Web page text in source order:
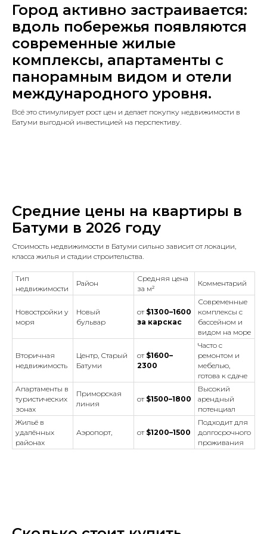
Город активно застраивается:
вдоль побережья появляются
современные жилые
комплексы, апартаменты с
панорамным видом и отели
международного уровня.
Всё это стимулирует рост цен и делает покупку недвижимости в
Батуми выгодной инвестицией на перспективу.
Средние цены на квартиры в
Батуми в 2026 году
Стоимость недвижимости в Батуми сильно зависит от локации,
класса жилья и стадии строительства.
Тип
недвижимости
Район
Средняя цена
за м²
Комментарий
Новостройки у
моря
Новый
бульвар
от $1300–1600
за карскас
Современные
комплексы с
бассейном и
видом на море
Вторичная
недвижимость
Центр, Старый
Батуми
от $1600–
2300
Часто с
ремонтом и
мебелью,
готова к сдаче
Апартаменты в
туристических
зонах
Приморская
линия
от $1500–1800
Высокий
арендный
потенциал
Жильё в
удалённых
районах
Аэропорт, от $1200–1500
Подходит для
долгосрочного
проживания